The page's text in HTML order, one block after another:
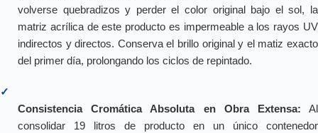
volverse quebradizos y perder el color original bajo el sol, la
matriz acrílica de este producto es impermeable a los rayos UV
indirectos y directos. Conserva el brillo original y el matiz exacto
del primer día, prolongando los ciclos de repintado.
✓
Consistencia Cromática Absoluta en Obra Extensa: Al
consolidar 19 litros de producto en un único contenedor